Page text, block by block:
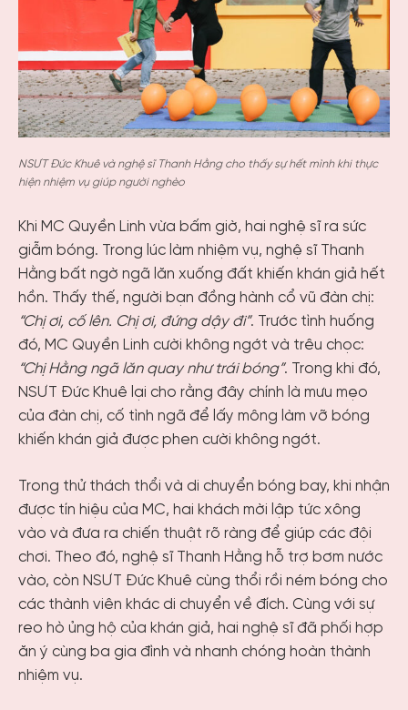
NSƯT Đức Khuê và nghệ sĩ Thanh Hằng cho thấy sự hết mình khi thực
hiện nhiệm vụ giúp người nghèo
Khi MC Quyền Linh vừa bấm giờ, hai nghệ sĩ ra sức
giẫm bóng. Trong lúc làm nhiệm vụ, nghệ sĩ Thanh
Hằng bất ngờ ngã lăn xuống đất khiến khán giả hết
hồn. Thấy thế, người bạn đồng hành cổ vũ đàn chị:
“Chị ơi, cố lên. Chị ơi, đứng dậy đi”. Trước tình huống
đó, MC Quyền Linh cười không ngớt và trêu chọc:
“Chị Hằng ngã lăn quay như trái bóng”. Trong khi đó,
NSƯT Đức Khuê lại cho rằng đây chính là mưu mẹo
của đàn chị, cố tình ngã để lấy mông làm vỡ bóng
khiến khán giả được phen cười không ngớt.
Trong thử thách thổi và di chuyển bóng bay, khi nhận
được tín hiệu của MC, hai khách mời lập tức xông
vào và đưa ra chiến thuật rõ ràng để giúp các đội
chơi. Theo đó, nghệ sĩ Thanh Hằng hỗ trợ bơm nước
vào, còn NSƯT Đức Khuê cùng thổi rồi ném bóng cho
các thành viên khác di chuyển về đích. Cùng với sự
reo hò ủng hộ của khán giả, hai nghệ sĩ đã phối hợp
ăn ý cùng ba gia đình và nhanh chóng hoàn thành
nhiệm vụ.